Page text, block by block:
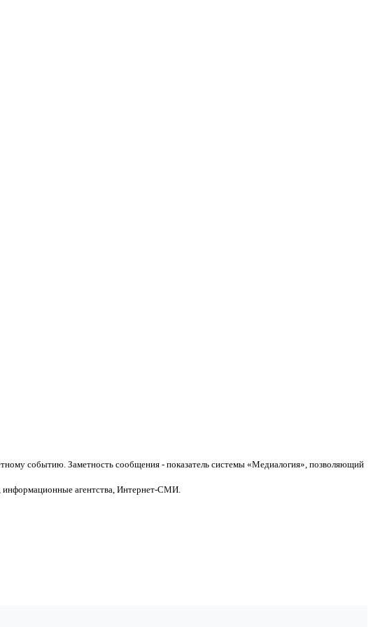
событию. Заметность сообщения - показатель системы «Медиалогия», позволяющий
агентства, Интернет-СМИ.